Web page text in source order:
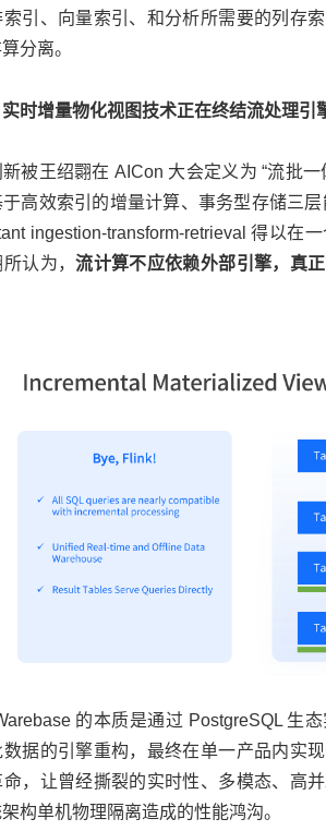
索引、向量索引、和分析所需要的列存
分离。
时增量物化视图技术正在终结流处理引
被王绍翾在 AICon 大会定义为 “流批
高效索引的增量计算、事务型存储三
ingestion-transform-retrieval 得以在
所认为，流计算不应依赖外部引擎，真
的本质是通过 PostgreSQL 生
数据的引擎重构，最终在单一产品内实
，让曾经撕裂的实时性、多模态、高
构单机物理隔离造成的性能鸿沟。